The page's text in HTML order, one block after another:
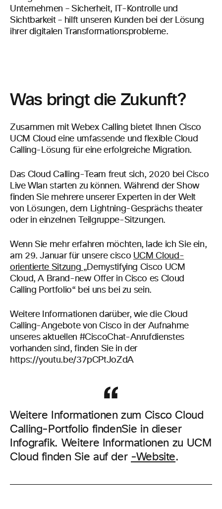
Unternehmen – Sicherheit, IT-Kontrolle und
Sichtbarkeit – hilft unseren Kunden bei der Lösung
ihrer digitalen Transformationsprobleme.
Was bringt die Zukunft?
Zusammen mit Webex Calling bietet Ihnen Cisco
UCM Cloud eine umfassende und flexible Cloud
Calling-Lösung für eine erfolgreiche Migration.
Das Cloud Calling-Team freut sich, 2020 bei Cisco
Live Wlan starten zu können. Während der Show
finden Sie mehrere unserer Experten in der Welt
von Lösungen, dem Lightning-Gesprächs theater
oder in einzelnen Teilgruppe-Sitzungen.
Wenn Sie mehr erfahren möchten, lade ich Sie ein,
am 29. Januar für unsere cisco UCM Cloud-
orientierte Sitzung „Demystifying Cisco UCM
Cloud, A Brand-new Offer in Cisco es Cloud
Calling Portfolio“ bei uns bei zu sein.
Weitere Informationen darüber, wie die Cloud
Calling-Angebote von Cisco in der Aufnahme
unseres aktuellen #CiscoChat-Anrufdienstes
vorhanden sind, finden Sie in der
https://youtu.be/37pCPtJoZdA
Weitere Informationen zum Cisco Cloud
Calling-Portfolio findenSie in dieser
Infografik. Weitere Informationen zu UCM
Cloud finden Sie auf der -Website.